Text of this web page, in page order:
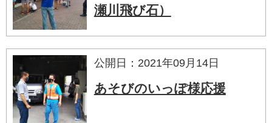
瀬川飛び石）
公開日：2021年09月14日
あそびのいっぽ様応援